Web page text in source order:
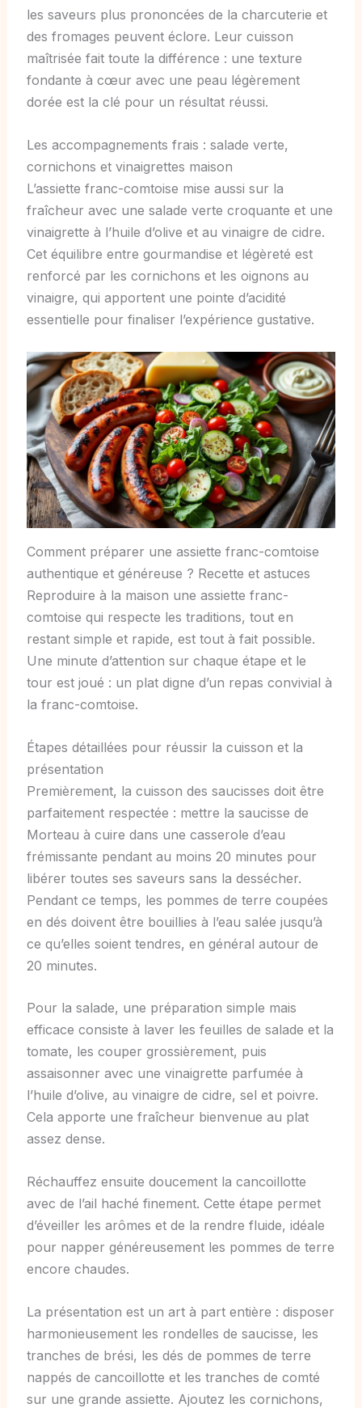
les saveurs plus prononcées de la charcuterie et
des fromages peuvent éclore. Leur cuisson
maîtrisée fait toute la différence : une texture
fondante à cœur avec une peau légèrement
dorée est la clé pour un résultat réussi.
Les accompagnements frais : salade verte,
cornichons et vinaigrettes maison
L’assiette franc-comtoise mise aussi sur la
fraîcheur avec une salade verte croquante et une
vinaigrette à l’huile d’olive et au vinaigre de cidre.
Cet équilibre entre gourmandise et légèreté est
renforcé par les cornichons et les oignons au
vinaigre, qui apportent une pointe d’acidité
essentielle pour finaliser l’expérience gustative.
Comment préparer une assiette franc-comtoise
authentique et généreuse ? Recette et astuces
Reproduire à la maison une assiette franc-
comtoise qui respecte les traditions, tout en
restant simple et rapide, est tout à fait possible.
Une minute d’attention sur chaque étape et le
tour est joué : un plat digne d’un repas convivial à
la franc-comtoise.
Étapes détaillées pour réussir la cuisson et la
présentation
Premièrement, la cuisson des saucisses doit être
parfaitement respectée : mettre la saucisse de
Morteau à cuire dans une casserole d’eau
frémissante pendant au moins 20 minutes pour
libérer toutes ses saveurs sans la dessécher.
Pendant ce temps, les pommes de terre coupées
en dés doivent être bouillies à l’eau salée jusqu’à
ce qu’elles soient tendres, en général autour de
20 minutes.
Pour la salade, une préparation simple mais
efficace consiste à laver les feuilles de salade et la
tomate, les couper grossièrement, puis
assaisonner avec une vinaigrette parfumée à
l’huile d’olive, au vinaigre de cidre, sel et poivre.
Cela apporte une fraîcheur bienvenue au plat
assez dense.
Réchauffez ensuite doucement la cancoillotte
avec de l’ail haché finement. Cette étape permet
d’éveiller les arômes et de la rendre fluide, idéale
pour napper généreusement les pommes de terre
encore chaudes.
La présentation est un art à part entière : disposer
harmonieusement les rondelles de saucisse, les
tranches de brési, les dés de pommes de terre
nappés de cancoillotte et les tranches de comté
sur une grande assiette. Ajoutez les cornichons,